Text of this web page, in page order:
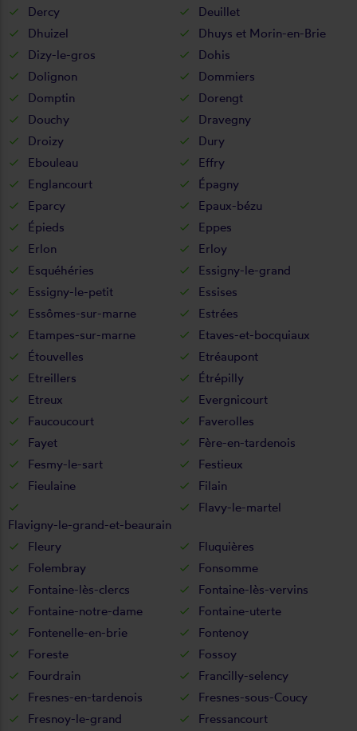
Dercy
Deuillet
Dhuizel
Dhuys et Morin-en-Brie
Dizy-le-gros
Dohis
Dolignon
Dommiers
Domptin
Dorengt
Douchy
Dravegny
Droizy
Dury
Ebouleau
Effry
Englancourt
Épagny
Eparcy
Epaux-bézu
Épieds
Eppes
Erlon
Erloy
Esquéhéries
Essigny-le-grand
Essigny-le-petit
Essises
Essômes-sur-marne
Estrées
Etampes-sur-marne
Etaves-et-bocquiaux
Étouvelles
Etréaupont
Etreillers
Étrépilly
Etreux
Evergnicourt
Faucoucourt
Faverolles
Fayet
Fère-en-tardenois
Fesmy-le-sart
Festieux
Fieulaine
Filain
Flavigny-le-grand-et-beaurain
Flavy-le-martel
Fleury
Fluquières
Folembray
Fonsomme
Fontaine-lès-clercs
Fontaine-lès-vervins
Fontaine-notre-dame
Fontaine-uterte
Fontenelle-en-brie
Fontenoy
Foreste
Fossoy
Fourdrain
Francilly-selency
Fresnes-en-tardenois
Fresnes-sous-Coucy
Fresnoy-le-grand
Fressancourt